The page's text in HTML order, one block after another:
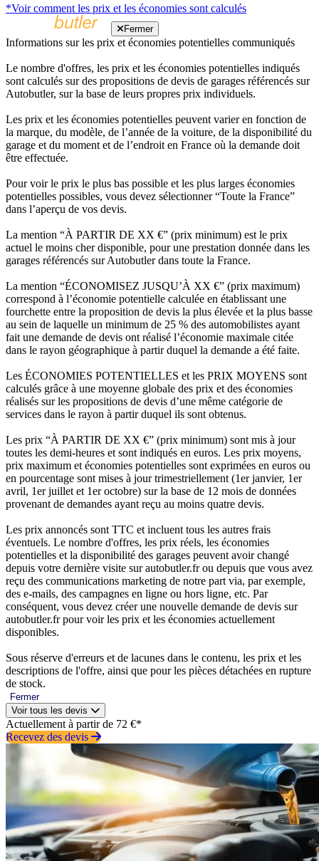
*Voir comment les prix et les économies sont calculés
Fermer
Informations sur les prix et économies potentielles communiqués
Le nombre d'offres, les prix et les économies potentielles indiqués
sont calculés sur des propositions de devis de garages référencés sur
Autobutler, sur la base de leurs propres prix individuels.
Les prix et les économies potentielles peuvent varier en fonction de
la marque, du modèle, de l’année de la voiture, de la disponibilité du
garage et du moment et de l’endroit en France où la demande doit
être effectuée.
Pour voir le prix le plus bas possible et les plus larges économies
potentielles possibles, vous devez sélectionner “Toute la France”
dans l’aperçu de vos devis.
La mention “À PARTIR DE XX €” (prix minimum) est le prix
actuel le moins cher disponible, pour une prestation donnée dans les
garages référencés sur Autobutler dans toute la France.
La mention “ÉCONOMISEZ JUSQU’À XX €” (prix maximum)
correspond à l’économie potentielle calculée en établissant une
fourchette entre la proposition de devis la plus élevée et la plus basse
au sein de laquelle un minimum de 25 % des automobilistes ayant
fait une demande de devis ont réalisé l’économie maximale citée
dans le rayon géographique à partir duquel la demande a été faite.
Les ÉCONOMIES POTENTIELLES et les PRIX MOYENS sont
calculés grâce à une moyenne globale des prix et des économies
réalisés sur les propositions de devis d’une même catégorie de
services dans le rayon à partir duquel ils sont obtenus.
Les prix “À PARTIR DE XX €” (prix minimum) sont mis à jour
toutes les demi-heures et sont indiqués en euros. Les prix moyens,
prix maximum et économies potentielles sont exprimées en euros ou
en pourcentage sont mises à jour trimestriellement (1er janvier, 1er
avril, 1er juillet et 1er octobre) sur la base de 12 mois de données
provenant de demandes ayant reçu au moins quatre devis.
Les prix annoncés sont TTC et incluent tous les autres frais
éventuels. Le nombre d'offres, les prix réels, les économies
potentielles et la disponibilité des garages peuvent avoir changé
depuis votre dernière visite sur autobutler.fr ou depuis que vous avez
reçu des communications marketing de notre part via, par exemple,
des e-mails, des campagnes en ligne ou hors ligne, etc. Par
conséquent, vous devez créer une nouvelle demande de devis sur
autobutler.fr pour voir les prix et les économies actuellement
disponibles.
Sous réserve d'erreurs et de lacunes dans le contenu, les prix et les
descriptions de l'offre, ainsi que pour les pièces détachées en rupture
de stock.
Fermer
Voir tous les devis
Actuellement à partir de 72 €*
Recevez des devis